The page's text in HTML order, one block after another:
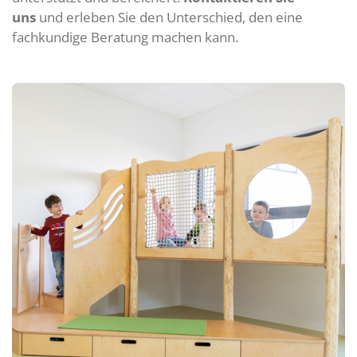
uns und erleben Sie den Unterschied, den eine
fachkundige Beratung machen kann.